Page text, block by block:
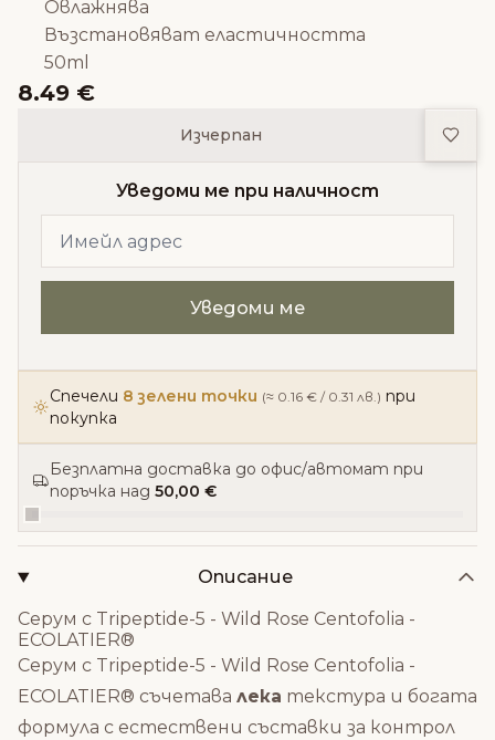
Овлажнява
Възстановяват еластичността
50ml
8.49 €
Изчерпан
Уведоми ме при наличност
Спечели 8 зелени точки (≈ 0.16 € / 0.31 лв.) при
покупка
Безплатна доставка до офис/автомат при
поръчка над 50,00 €
Описание
Серум с Tripeptide-5 - Wild Rose Centofolia -
ECOLATIER®
Серум с Tripeptide-5 - Wild Rose Centofolia -
ECOLATIER® съчетава лека текстура и богата
формула с естествени съставки за контрол